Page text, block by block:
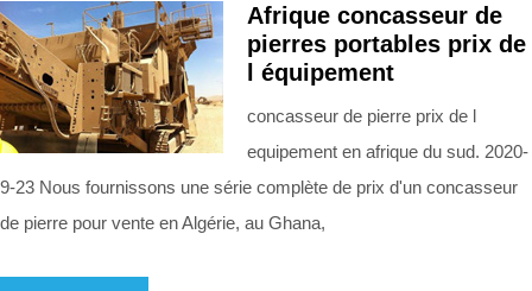
Afrique concasseur de
pierres portables prix de
l équipement
concasseur de pierre prix de l
equipement en afrique du sud. 2020-
9-23 Nous fournissons une série complète de prix d'un concasseur
de pierre pour vente en Algérie, au Ghana,